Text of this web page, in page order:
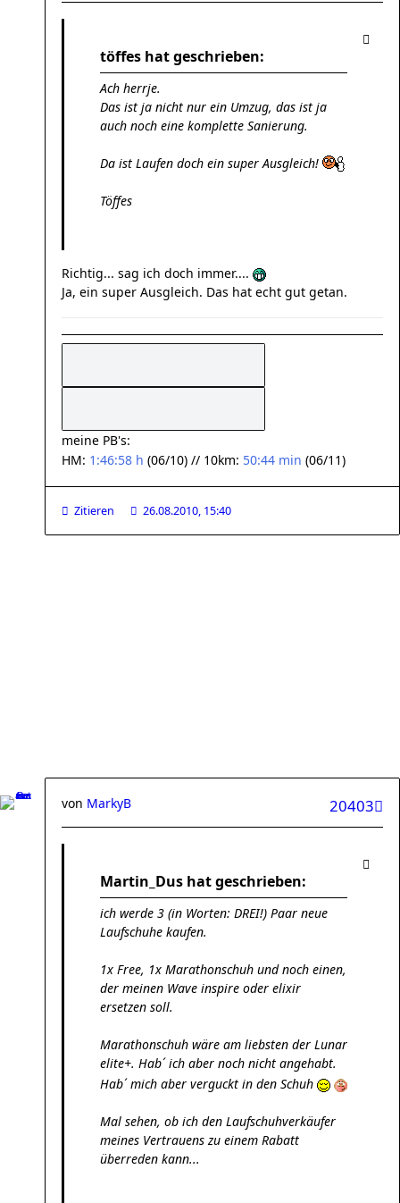
töffes hat geschrieben:
Ach herrje.
Das ist ja nicht nur ein Umzug, das ist ja
auch noch eine komplette Sanierung.
Da ist Laufen doch ein super Ausgleich!
Töffes
Richtig... sag ich doch immer....
Ja, ein super Ausgleich. Das hat echt gut getan.
meine PB's:
HM: 1:46:58 h (06/10) // 10km: 50:44 min (06/11)
Zitieren 26.08.2010, 15:40
20403
von MarkyB
Martin_Dus hat geschrieben:
ich werde 3 (in Worten: DREI!) Paar neue
Laufschuhe kaufen.
1x Free, 1x Marathonschuh und noch einen,
der meinen Wave inspire oder elixir
ersetzen soll.
Marathonschuh wäre am liebsten der Lunar
elite+. Hab´ ich aber noch nicht angehabt.
Hab´ mich aber verguckt in den Schuh
Mal sehen, ob ich den Laufschuhverkäufer
meines Vertrauens zu einem Rabatt
überreden kann...